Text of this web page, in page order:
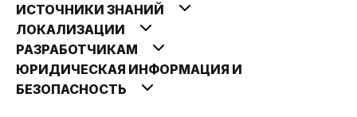
ИСТОЧНИКИ ЗНАНИЙ
ЛОКАЛИЗАЦИИ
РАЗРАБОТЧИКАМ
ЮРИДИЧЕСКАЯ ИНФОРМАЦИЯ И
БЕЗОПАСНОСТЬ